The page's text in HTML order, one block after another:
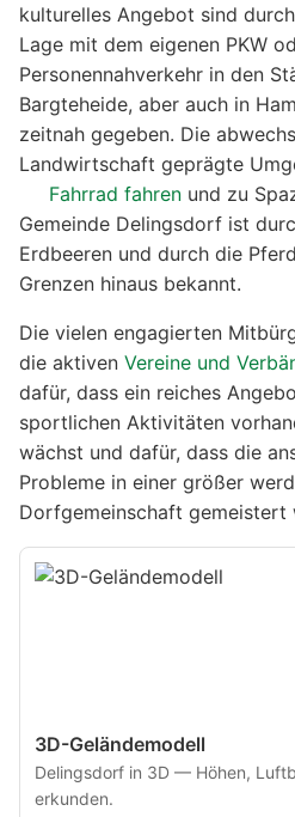
kulturelles Angebot sind
Lage mit dem eigenen PKW
Personennahverkehr in den
Bargteheide, aber auch in
zeitnah gegeben. Die
Landwirtschaft geprägte
Fahrrad fahren und zu
Gemeinde Delingsdorf ist
Erdbeeren und durch die
Grenzen hinaus bekannt.
Die vielen engagierten
die aktiven Vereine und
dafür, dass ein reiches
sportlichen Aktivitäten
wächst und dafür, dass die
Probleme in einer größer
Dorfgemeinschaft gemeistert
3D-Geländemodell
Delingsdorf in 3D — Höhen,
erkunden.